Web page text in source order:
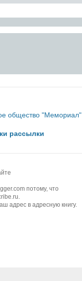
общество "Мемориал"
рассылки
потому, что
адрес в адресную книгу.